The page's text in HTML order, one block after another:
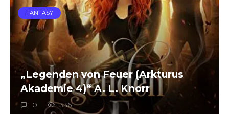
FANTASY
„Legenden von Feuer (Arkturus
Akademie 4)“ A. L. Knorr
0 336